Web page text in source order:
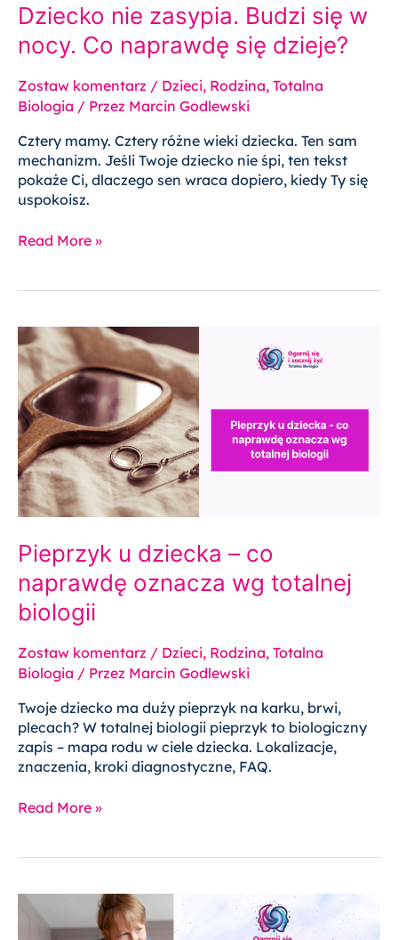
Dziecko nie zasypia. Budzi się w
nocy. Co naprawdę się dzieje?
Zostaw komentarz / Dzieci, Rodzina, Totalna
Biologia / Przez Marcin Godlewski
Cztery mamy. Cztery różne wieki dziecka. Ten sam
mechanizm. Jeśli Twoje dziecko nie śpi, ten tekst
pokaże Ci, dlaczego sen wraca dopiero, kiedy Ty się
uspokoisz.
Read More »
Pieprzyk u dziecka – co
naprawdę oznacza wg totalnej
biologii
Zostaw komentarz / Dzieci, Rodzina, Totalna
Biologia / Przez Marcin Godlewski
Twoje dziecko ma duży pieprzyk na karku, brwi,
plecach? W totalnej biologii pieprzyk to biologiczny
zapis – mapa rodu w ciele dziecka. Lokalizacje,
znaczenia, kroki diagnostyczne, FAQ.
Pieprzyk
u
dziecka
–
co
naprawdę
oznacza
wg
totalnej
biologii
Read More »
Totalna
biologia: